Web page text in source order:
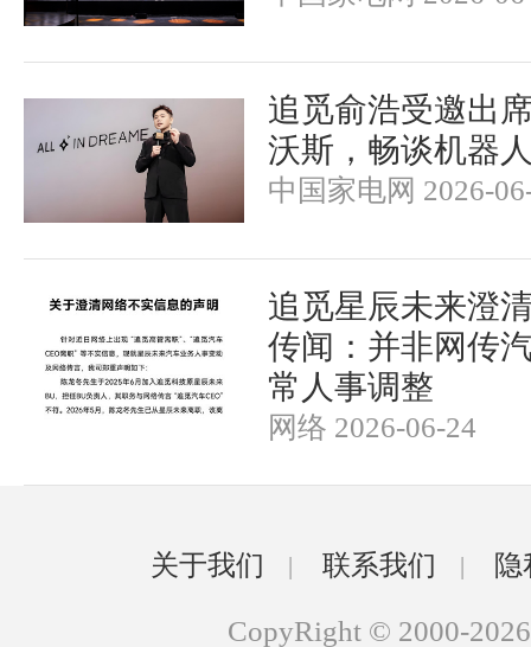
追觅俞浩受邀出
沃斯，畅谈机器
中国家电网 2026-
追觅星辰未来澄
传闻：并非网传
常人事调整
网络 2026-06-24
关于我们 | 联系我们 |
CopyRight © 2000-2026